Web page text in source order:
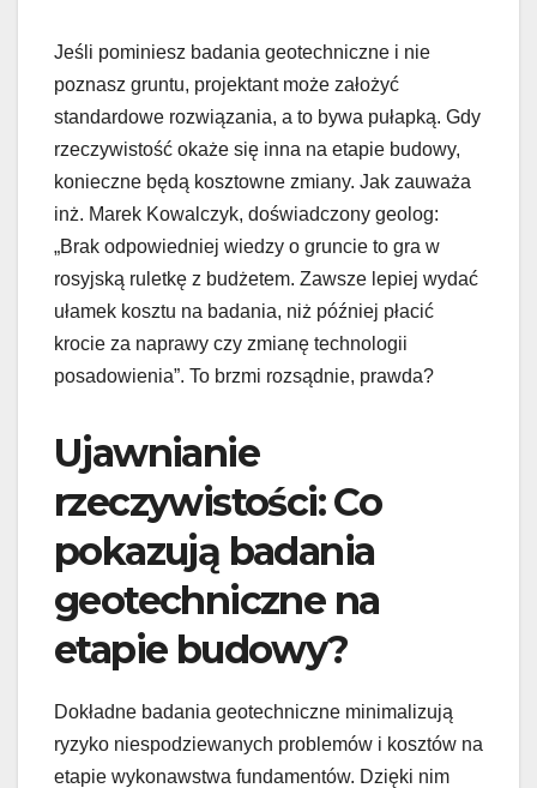
Jeśli pominiesz badania geotechniczne i nie
poznasz gruntu, projektant może założyć
standardowe rozwiązania, a to bywa pułapką. Gdy
rzeczywistość okaże się inna na etapie budowy,
konieczne będą kosztowne zmiany. Jak zauważa
inż. Marek Kowalczyk, doświadczony geolog:
„Brak odpowiedniej wiedzy o gruncie to gra w
rosyjską ruletkę z budżetem. Zawsze lepiej wydać
ułamek kosztu na badania, niż później płacić
krocie za naprawy czy zmianę technologii
posadowienia”. To brzmi rozsądnie, prawda?
Ujawnianie
rzeczywistości: Co
pokazują badania
geotechniczne na
etapie budowy?
Dokładne badania geotechniczne minimalizują
ryzyko niespodziewanych problemów i kosztów na
etapie wykonawstwa fundamentów. Dzięki nim